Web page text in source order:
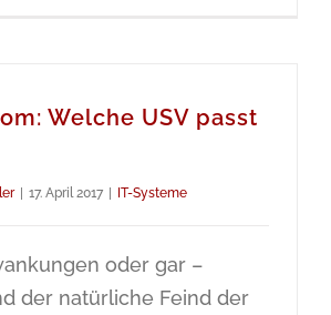
Welche USV passt
17. April 2017 IT-Systeme
oder gar –
der natürliche Feind der